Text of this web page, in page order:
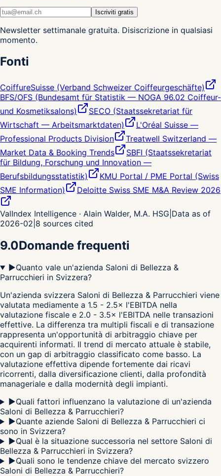
Iscriviti gratis
Newsletter settimanale gratuita. Disiscrizione in qualsiasi
momento.
Fonti
CoiffureSuisse (Verband Schweizer Coiffeurgeschäfte)
BFS/OFS (Bundesamt für Statistik — NOGA 96.02 Coiffeur-
und Kosmetiksalons)
SECO (Staatssekretariat für
Wirtschaft — Arbeitsmarktdaten)
L'Oréal Suisse —
Professional Products Division
Treatwell Switzerland —
Market Data & Booking Trends
SBFI (Staatssekretariat
für Bildung, Forschung und Innovation —
Berufsbildungsstatistik)
KMU Portal / PME Portal (Swiss
SME Information)
Deloitte Swiss SME M&A Review 2026
ValIndex Intelligence · Alain Walder, M.A. HSG Data as of
2026-02 8 sources cited
9.0Domande frequenti
▶Quanto vale un'azienda Saloni di Bellezza &
Parrucchieri in Svizzera?
Un'azienda svizzera Saloni di Bellezza & Parrucchieri viene
valutata mediamente a 1.5 - 2.5× l'EBITDA nella
valutazione fiscale e 2.0 - 3.5× l'EBITDA nelle transazioni
effettive. La differenza tra multipli fiscali e di transazione
rappresenta un'opportunità di arbitraggio chiave per
acquirenti informati. Il trend di mercato attuale è stabile,
con un gap di arbitraggio classificato come basso. La
valutazione effettiva dipende fortemente dai ricavi
ricorrenti, dalla diversificazione clienti, dalla profondità
manageriale e dalla modernità degli impianti.
▶Quali fattori influenzano la valutazione di un'azienda
Saloni di Bellezza & Parrucchieri?
▶Quante aziende Saloni di Bellezza & Parrucchieri ci
sono in Svizzera?
▶Qual è la situazione successoria nel settore Saloni di
Bellezza & Parrucchieri in Svizzera?
▶Quali sono le tendenze chiave del mercato svizzero
Saloni di Bellezza & Parrucchieri?